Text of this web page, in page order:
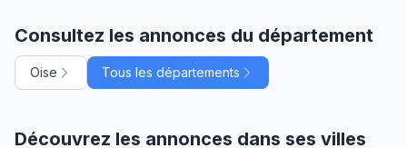
Consultez les annonces du département
Oise Tous les départements
Découvrez les annonces dans ses villes